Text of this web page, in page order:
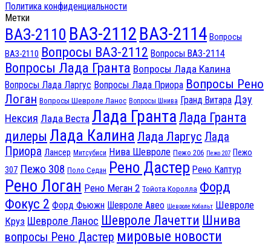
Политика конфиденциальности
Метки
ВАЗ-2110 ВАЗ-2112 ВАЗ-2114 Вопросы
ВАЗ-2110 Вопросы ВАЗ-2112 Вопросы ВАЗ-2114
Вопросы Лада Гранта Вопросы Лада Калина
Вопросы Лада Ларгус Вопросы Лада Приора Вопросы Рено
Логан Вопросы Шевроле Ланос Вопросы Шнива Гранд Витара Дэу
Нексия Лада Веста Лада Гранта Лада Гранта
дилеры Лада Калина Лада Ларгус Лада
Приора Лансер Митсубиси Нива Шевроле Пежо 206 Пежо 207 Пежо
307 Пежо 308 Поло Седан Рено Дастер Рено Каптур
Рено Логан Рено Меган 2 Тойота Королла Форд
Фокус 2 Форд Фьюжн Шевроле Авео Шевроле Кобальт Шевроле
Круз Шевроле Ланос Шевроле Лачетти Шнива
вопросы Рено Дастер мировые новости